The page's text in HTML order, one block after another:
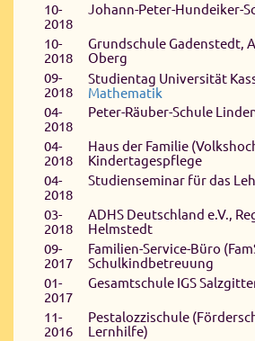
10-
2018
Johann-Peter-Hundeiker-
10-
2018
Grundschule Gadenstedt,
Oberg
09-
2018
Studientag Universität
Mathematik
04-
2018
Peter-Räuber-Schule
04-
2018
Haus der Familie
Kindertagespflege
04-
2018
Studienseminar für das
03-
2018
ADHS Deutschland e.V.,
Helmstedt
09-
2017
Familien-Service-Büro
Schulkindbetreuung
01-
2017
Gesamtschule IGS
11-
2016
Pestalozzischule
Lernhilfe)